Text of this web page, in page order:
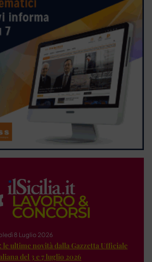
8 Luglio 2026
le ultime novità dalla Gazzetta Ufficiale
del 3 e 7 luglio 2026